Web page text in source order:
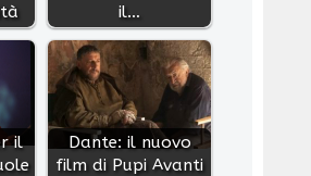
il…
il
Dante: il nuovo
film di Pupi Avanti